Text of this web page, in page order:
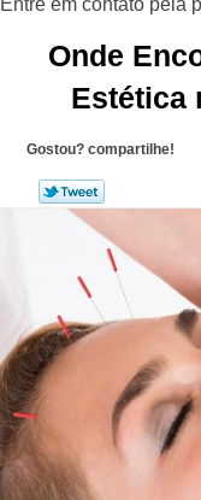
Onde
Estética
Gostou? compartilhe!